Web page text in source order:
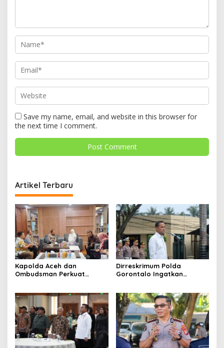
Save my name, email, and website in this browser for
the next time I comment.
Artikel Terbaru
Kapolda Aceh dan
Ombudsman Perkuat
Respons Pengaduan Warga
Dirreskrimum Polda
Gorontalo Ingatkan